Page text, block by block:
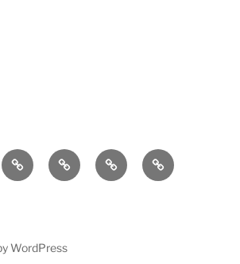
Politica EconomiaCultura Sport
WordPress